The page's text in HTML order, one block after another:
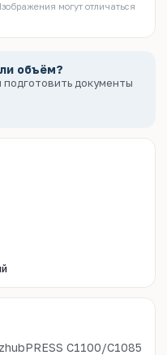
могут отличаться
объём?
документы
C1100/C1085